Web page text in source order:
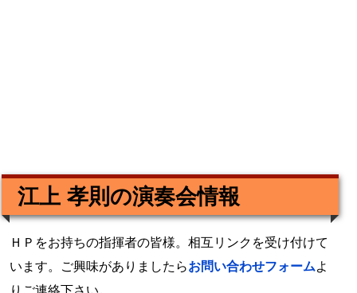
江上 孝則の演奏会情報
ＨＰをお持ちの指揮者の皆様。相互リンクを受け付けて
います。ご興味がありましたらお問い合わせフォームよ
りご連絡下さい。